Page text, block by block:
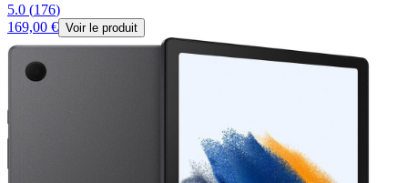
5.0 (176)
169,00 € Voir le produit